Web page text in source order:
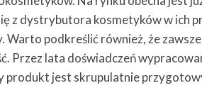
z dystrybutora kosmetyków w ich
Warto podkreślić również, że
Przez lata doświadczeń
produkt jest skrupulatnie